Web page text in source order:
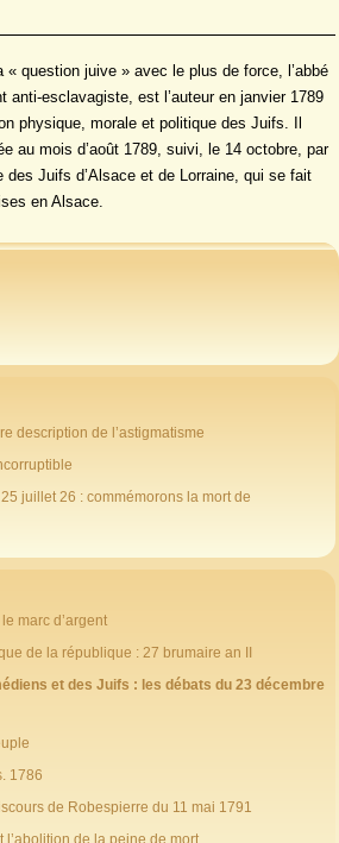
« question juive » avec le plus de force, l’abbé
anti-esclavagiste, est l’auteur en janvier 1789
physique, morale et politique des Juifs. Il
au mois d’août 1789, suivi, le 14 octobre, par
des Juifs d’Alsace et de Lorraine, qui se fait
en Alsace.
description de l’astigmatisme
juillet 26 : commémorons la mort de
marc d’argent
de la république : 27 brumaire an II
et des Juifs : les débats du 23 décembre
1786
de Robespierre du 11 mai 1791